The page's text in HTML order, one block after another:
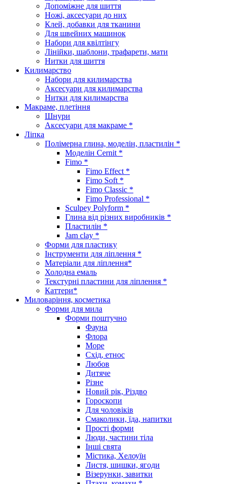
Допоміжне для шиття
Ножі, аксесуари до них
Клей, добавки для тканини
Для швейних машинок
Набори для квілтінгу
Лінійки, шаблони, трафарети, мати
Нитки для шиття
Килимарство
Набори для килимарства
Аксесуари для килимарства
Нитки для килимарства
Макраме, плетіння
Шнури
Аксесуари для макраме *
Ліпка
Полімерна глина, моделін, пластилін *
Моделін Cernit *
Fimo *
Fimo Effect *
Fimo Soft *
Fimo Classic *
Fimo Professional *
Sculpey Polyform *
Глина від різних виробників *
Пластилін *
Jam clay *
Форми для пластику
Інструменти для ліплення *
Матеріали для ліплення*
Холодна емаль
Текстурні пластини для ліплення *
Каттери*
Миловаріння, косметика
Форми для мила
Форми поштучно
Фауна
Флора
Море
Схід, етнос
Любов
Дитяче
Різне
Новий рік, Різдво
Гороскопи
Для чоловіків
Смаколики, їда, напитки
Прості форми
Люди, частини тіла
Інші свята
Містика, Хелоуїн
Листя, шишки, ягоди
Візерунки, завитки